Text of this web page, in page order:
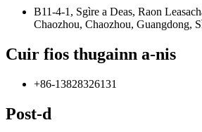
B11-4-1, Sgìre a Deas, Raon
Chaozhou, Chaozhou, Guangdong,
Cuir fios thugainn a-nis
+86-13828326131
Post-d